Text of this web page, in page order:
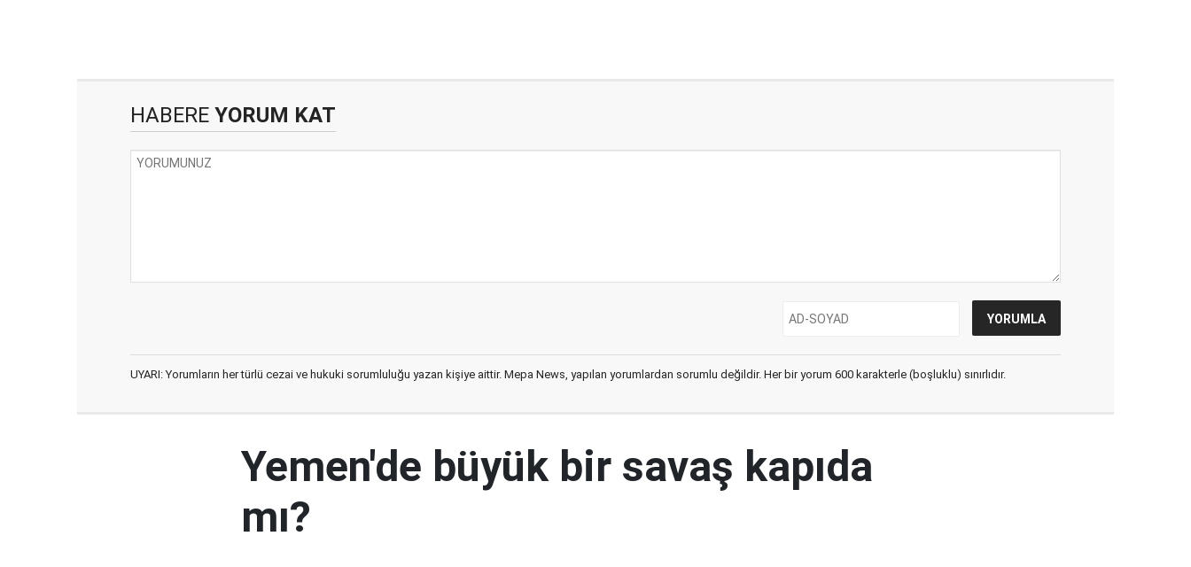
HABERE YORUM KAT
UYARI: Yorumların her türlü cezai ve hukuki sorumluluğu yazan kişiye aittir. Mepa News, yapılan yorumlardan sorumlu değildir. Her bir yorum 600 karakterle (boşluklu) sınırlıdır.
Yemen'de büyük bir savaş kapıda
mı?